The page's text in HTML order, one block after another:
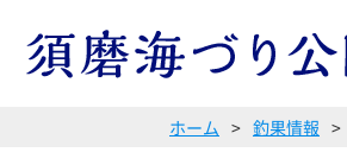
ホーム 釣果情報